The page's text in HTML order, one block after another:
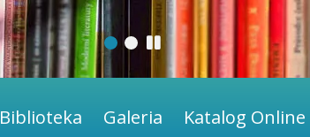
Biblioteka Galeria Katalog Online